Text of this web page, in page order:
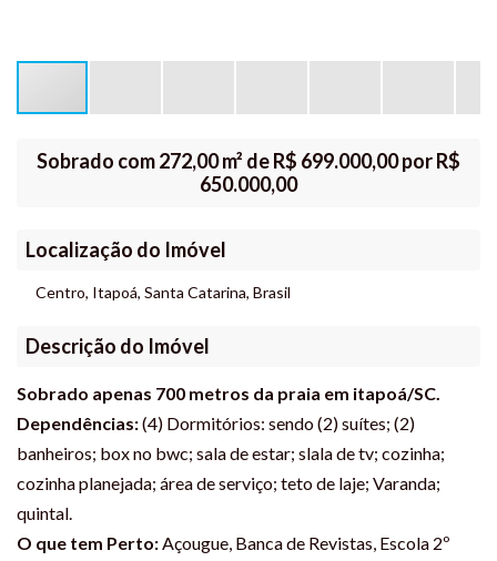
Sobrado com 272,00 m² de R$ 699.000,00 por R$
650.000,00
Localização do Imóvel
Centro, Itapoá, Santa Catarina, Brasil
Descrição do Imóvel
Sobrado apenas 700 metros da praia em itapoá/SC.
Dependências:(4) Dormitórios: sendo (2) suítes; (2)
banheiros; box no bwc; sala de estar; slala de tv; cozinha;
cozinha planejada; área de serviço; teto de laje; Varanda;
quintal.
O que tem Perto:Açougue, Banca de Revistas, Escola 2º